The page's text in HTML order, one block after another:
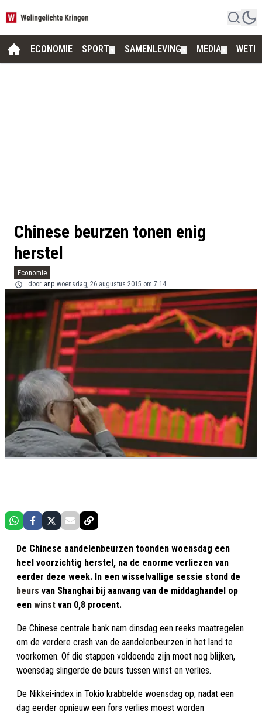
ECONOMIE SPORT SAMENLEVING MEDIA
Chinese beurzen tonen enig
herstel
Economie
door anp woensdag, 26 augustus 2015 om 7:14
De Chinese aandelenbeurzen toonden woensdag een
heel voorzichtig herstel, na de enorme verliezen van
eerder deze week. In een wisselvallige sessie stond de
beurs van Shanghai bij aanvang van de middaghandel op
een winst van 0,8 procent.
De Chinese centrale bank nam dinsdag een reeks maatregelen
om de verdere crash van de aandelenbeurzen in het land te
voorkomen. Of die stappen voldoende zijn moet nog blijken,
woensdag slingerde de beurs tussen winst en verlies.
De Nikkei-index in Tokio krabbelde woensdag op, nadat een
dag eerder opnieuw een fors verlies moest worden